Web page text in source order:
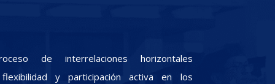
de interrelaciones horizontales
y participación activa en los